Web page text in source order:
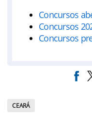
Concursos
Concursos
Concursos
CEARÁ